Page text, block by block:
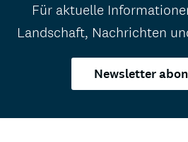
Für aktuelle
Landschaft, Nachrichten
Newsletter